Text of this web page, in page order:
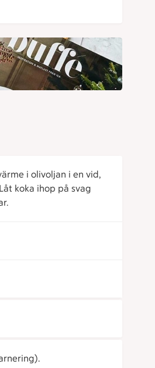
i olivoljan i en vid,
koka ihop på svag